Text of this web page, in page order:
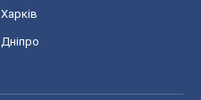
Харків
Дніпро